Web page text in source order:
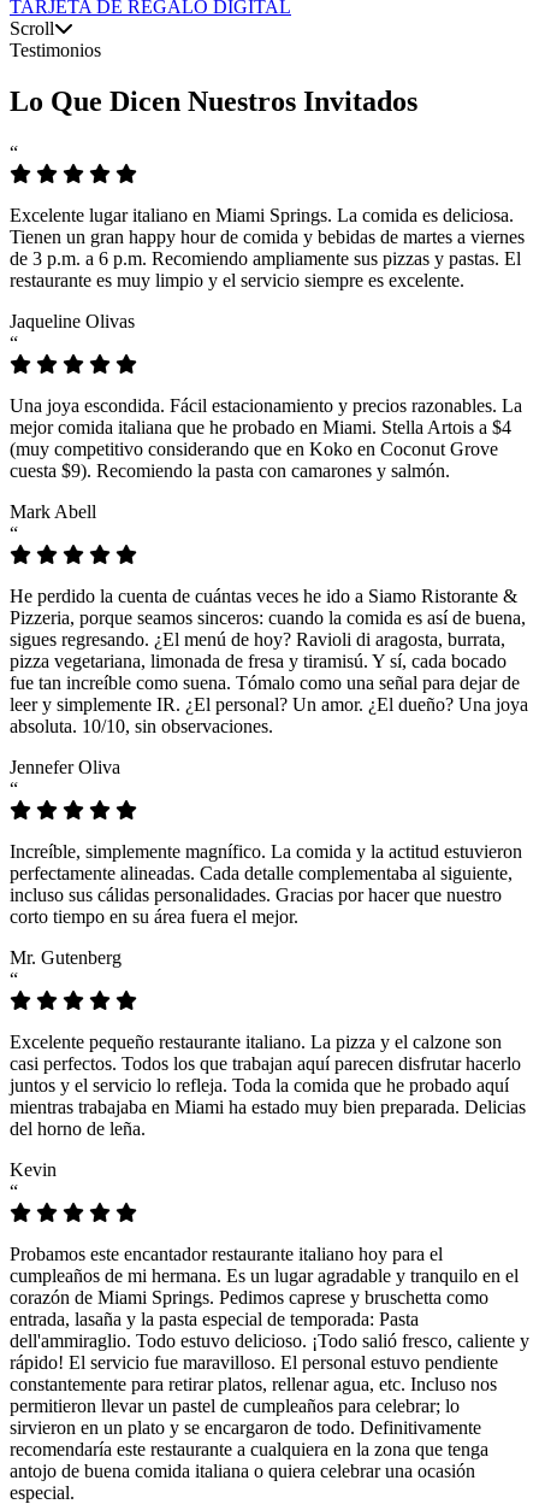
TARJETA DE REGALO DIGITAL
Scroll
Testimonios
Lo Que Dicen Nuestros Invitados
“
Excelente lugar italiano en Miami Springs. La comida es deliciosa.
Tienen un gran happy hour de comida y bebidas de martes a viernes
de 3 p.m. a 6 p.m. Recomiendo ampliamente sus pizzas y pastas. El
restaurante es muy limpio y el servicio siempre es excelente.
Jaqueline Olivas
“
Una joya escondida. Fácil estacionamiento y precios razonables. La
mejor comida italiana que he probado en Miami. Stella Artois a $4
(muy competitivo considerando que en Koko en Coconut Grove
cuesta $9). Recomiendo la pasta con camarones y salmón.
Mark Abell
“
He perdido la cuenta de cuántas veces he ido a Siamo Ristorante &
Pizzeria, porque seamos sinceros: cuando la comida es así de buena,
sigues regresando. ¿El menú de hoy? Ravioli di aragosta, burrata,
pizza vegetariana, limonada de fresa y tiramisú. Y sí, cada bocado
fue tan increíble como suena. Tómalo como una señal para dejar de
leer y simplemente IR. ¿El personal? Un amor. ¿El dueño? Una joya
absoluta. 10/10, sin observaciones.
Jennefer Oliva
“
Increíble, simplemente magnífico. La comida y la actitud estuvieron
perfectamente alineadas. Cada detalle complementaba al siguiente,
incluso sus cálidas personalidades. Gracias por hacer que nuestro
corto tiempo en su área fuera el mejor.
Mr. Gutenberg
“
Excelente pequeño restaurante italiano. La pizza y el calzone son
casi perfectos. Todos los que trabajan aquí parecen disfrutar hacerlo
juntos y el servicio lo refleja. Toda la comida que he probado aquí
mientras trabajaba en Miami ha estado muy bien preparada. Delicias
del horno de leña.
Kevin
“
Probamos este encantador restaurante italiano hoy para el
cumpleaños de mi hermana. Es un lugar agradable y tranquilo en el
corazón de Miami Springs. Pedimos caprese y bruschetta como
entrada, lasaña y la pasta especial de temporada: Pasta
dell'ammiraglio. Todo estuvo delicioso. ¡Todo salió fresco, caliente y
rápido! El servicio fue maravilloso. El personal estuvo pendiente
constantemente para retirar platos, rellenar agua, etc. Incluso nos
permitieron llevar un pastel de cumpleaños para celebrar; lo
sirvieron en un plato y se encargaron de todo. Definitivamente
recomendaría este restaurante a cualquiera en la zona que tenga
antojo de buena comida italiana o quiera celebrar una ocasión
especial.